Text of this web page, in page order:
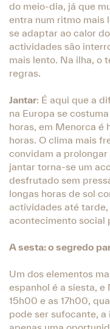
do meio-dia, já que
entra num ritmo mais
se adaptar ao calor
actividades são
mais lento. Na ilha, o
regras.
Jantar: É aqui que a
na Europa se
horas, em Menorca é
horas. O clima mais
convidam a
jantar torna-se um
desfrutado sem
longas horas de sol
actividades até
acontecimento social
A sesta: o segredo
Um dos elementos
espanhol é a siesta, e
15h00 e as 17h00,
pode ser sufocante, a